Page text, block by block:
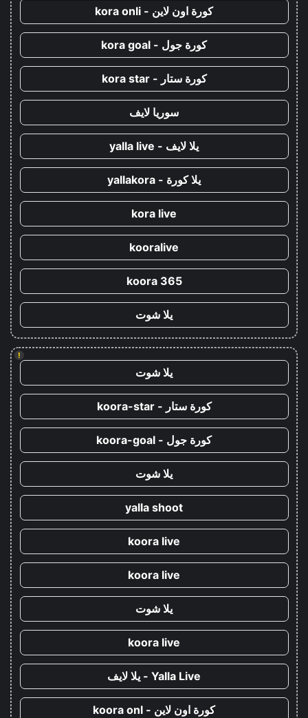
كورة اون لاين - kora onli
كورة جول - kora goal
كورة ستار - kora star
سوريا لايف
يلا لايف - yalla live
يلا كورة - yallakora
kora live
kooralive
koora 365
يلا شوت
!
يلا شوت
كورة ستار - koora-star
كورة جول - koora-goal
يلا شوت
yalla shoot
koora live
koora live
يلا شوت
koora live
Yalla Live - يلا لايف
كورة اون لاين - koora onl